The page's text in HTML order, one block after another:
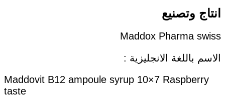
انتاج وتصنيع
Maddox Pharma swiss
الاسم باللغة الانجليزية :
Maddovit B12 ampoule syrup 10×7 Raspberry
taste